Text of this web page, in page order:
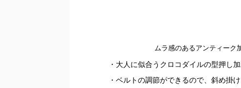
ムラ感のあるアンティーク
・大人に似合うクロコダイルの型押し加
・ベルトの調節ができるので、斜め掛